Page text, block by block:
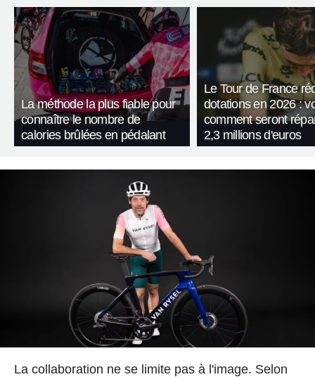
La méthode la plus fiable pour
connaître le nombre de
calories brûlées en pédalant
Le Tour de France
dotations en 2026 :
comment seront
2,3 millions d'euros
La collaboration ne se limite pas à l'image. Selon